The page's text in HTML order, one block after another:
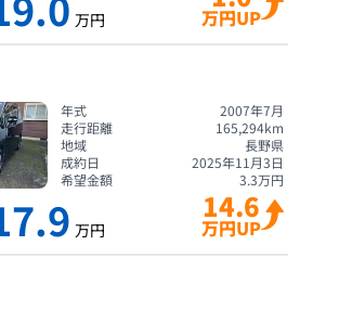
万円 万円UP
年式
2007年7月
走行距離
165,294km
地域
長野県
成約日
2025年11月3日
希望金額
3.3万円
万円
14.6
万円UP